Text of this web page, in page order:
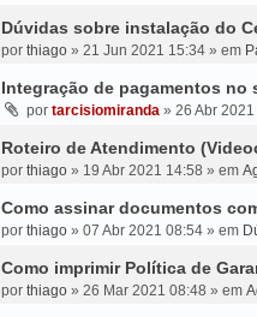
Dúvidas sobre instalação do
por thiago » 21 Jun 2021 15:34 » em
Integração de pagamentos no
por tarcisiomiranda » 26 Abr 2021
Roteiro de Atendimento
por thiago » 19 Abr 2021 14:58 » em
Como assinar documentos
por thiago » 07 Abr 2021 08:54 » em
Como imprimir Política de
por thiago » 26 Mar 2021 08:48 » em